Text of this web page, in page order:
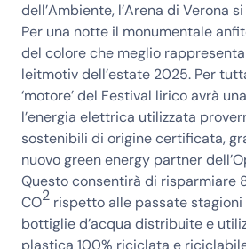
dell’Ambiente, l’Arena di Verona
Per una notte il monumentale
del colore che meglio
leitmotiv dell’estate 2025. Per
‘motore’ del Festival lirico avrà
l’energia elettrica utilizzata
sostenibili di origine certificata,
nuovo green energy partner
Questo consentirà di risparmiare
CO2 rispetto alle passate stagioni
bottiglie d’acqua distribuite e
plastica 100% riciclata e